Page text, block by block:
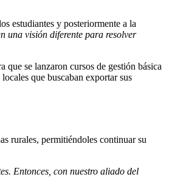
estudiantes y posteriormente a la
una visión diferente para resolver
que se lanzaron cursos de gestión básica
que buscaban exportar sus
rurales, permitiéndoles continuar su
Entonces, con nuestro aliado del